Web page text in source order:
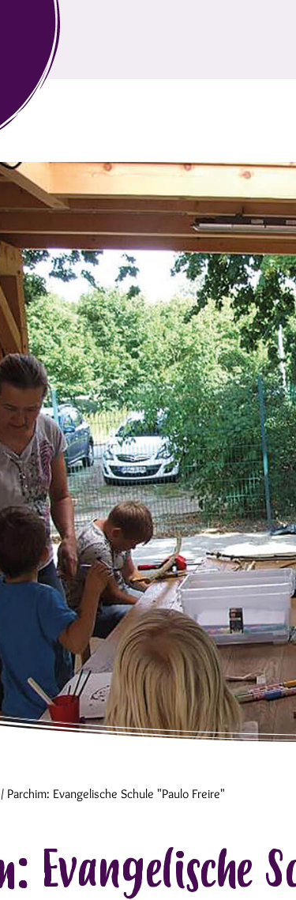
/ Parchim: Evangelische Schule "Paulo Freire"
Evangelische